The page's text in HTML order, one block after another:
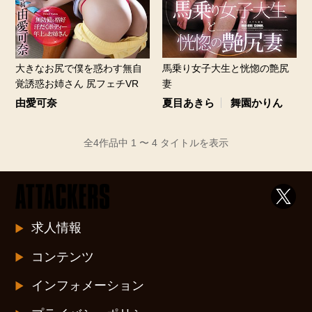
大きなお尻で僕を惑わす無自
覚誘惑お姉さん 尻フェチVR
由愛可奈
馬乗り女子大生と恍惚の艶尻
妻
夏目あきら 舞園かりん
全4作品中 1 〜 4 タイトルを表示
求人情報
コンテンツ
インフォメーション